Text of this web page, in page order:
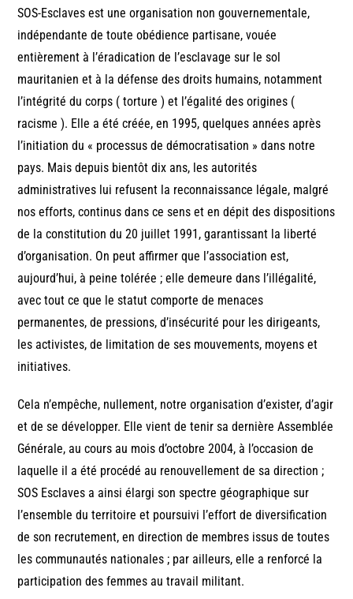
SOS-Esclaves est une organisation non gouvernementale,
indépendante de toute obédience partisane, vouée
entièrement à l’éradication de l’esclavage sur le sol
mauritanien et à la défense des droits humains, notamment
l’intégrité du corps ( torture ) et l’égalité des origines (
racisme ). Elle a été créée, en 1995, quelques années après
l’initiation du « processus de démocratisation » dans notre
pays. Mais depuis bientôt dix ans, les autorités
administratives lui refusent la reconnaissance légale, malgré
nos efforts, continus dans ce sens et en dépit des dispositions
de la constitution du 20 juillet 1991, garantissant la liberté
d’organisation. On peut affirmer que l’association est,
aujourd’hui, à peine tolérée ; elle demeure dans l’illégalité,
avec tout ce que le statut comporte de menaces
permanentes, de pressions, d’insécurité pour les dirigeants,
les activistes, de limitation de ses mouvements, moyens et
initiatives.
Cela n’empêche, nullement, notre organisation d’exister, d’agir
et de se développer. Elle vient de tenir sa dernière Assemblée
Générale, au cours au mois d’octobre 2004, à l’occasion de
laquelle il a été procédé au renouvellement de sa direction ;
SOS Esclaves a ainsi élargi son spectre géographique sur
l’ensemble du territoire et poursuivi l’effort de diversification
de son recrutement, en direction de membres issus de toutes
les communautés nationales ; par ailleurs, elle a renforcé la
participation des femmes au travail militant.